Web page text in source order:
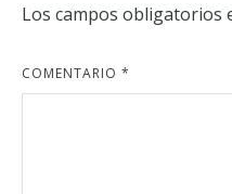
Los campos obligatorios
COMENTARIO *